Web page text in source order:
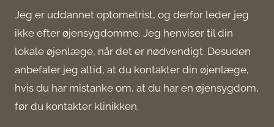
Jeg er uddannet optometrist, og derfor leder jeg
ikke efter øjensygdomme. Jeg henviser til din
lokale øjenlæge, når det er nødvendigt. Desuden
anbefaler jeg altid, at du kontakter din øjenlæge,
hvis du har mistanke om, at du har en øjensygdom,
før du kontakter klinikken.